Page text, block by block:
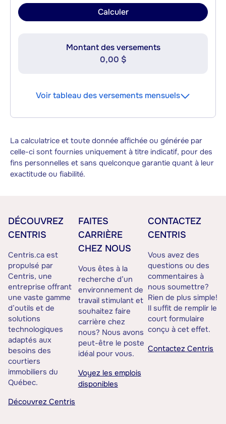
Calculer
Montant des versements
0,00 $
Voir tableau des versements mensuels
La calculatrice et toute donnée affichée ou générée par
celle-ci sont fournies uniquement à titre indicatif, pour des
fins personnelles et sans quelconque garantie quant à leur
exactitude ou fiabilité.
DÉCOUVREZ
CENTRIS
Centris.ca est
propulsé par
Centris, une
entreprise offrant
une vaste gamme
d’outils et de
solutions
technologiques
adaptés aux
besoins des
courtiers
immobiliers du
Québec.
Découvrez Centris
FAITES
CARRIÈRE
CHEZ NOUS
Vous êtes à la
recherche d’un
environnement de
travail stimulant et
souhaitez faire
carrière chez
nous? Nous avons
peut-être le poste
idéal pour vous.
Voyez les emplois
disponibles
CONTACTEZ
CENTRIS
Vous avez des
questions ou des
commentaires à
nous soumettre?
Rien de plus simple!
Il suffit de remplir le
court formulaire
conçu à cet effet.
Contactez Centris